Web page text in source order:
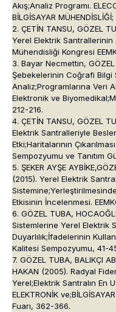
Akış;Analiz Programı.
BİLGİSAYAR
2. ÇETİN TANSU, GÖZEL
Yerel Elektrik Santrallerinin
Mühendisliği Kongresi
3. Bayar Necmettin, GÖZEL
Şebekelerinin Coğrafi Bilgi
Analiz;Programlarına Veri
Elektronik ve
212-216.
4. ÇETİN TANSU, GÖZEL
Elektrik Santralleriyle
Etki;Haritalarının
Sempozyumu ve Tanıtım
5. ŞEKER AYŞE
(2015). Yerel Elektrik
Etkisinin İncelenmesi.
6. GÖZEL TUBA,
Sistemlerine Yerel Elektrik
Duyarlılık;İfadelerinin
Kalitesi Sempozyumu, 41-
7. GÖZEL TUBA, BALIKÇI
HAKAN (2005). Radyal
Yerel;Elektrik Santralın En
ELEKTRONİK
Fuarı, 362-366.